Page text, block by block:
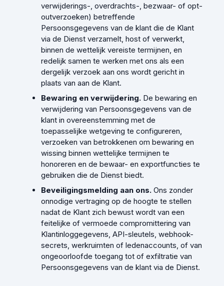
verwijderings-, overdrachts-, bezwaar- of opt-
outverzoeken) betreffende
Persoonsgegevens van de klant die de Klant
via de Dienst verzamelt, host of verwerkt,
binnen de wettelijk vereiste termijnen, en
redelijk samen te werken met ons als een
dergelijk verzoek aan ons wordt gericht in
plaats van aan de Klant.
Bewaring en verwijdering.De bewaring en
verwijdering van Persoonsgegevens van de
klant in overeenstemming met de
toepasselijke wetgeving te configureren,
verzoeken van betrokkenen om bewaring en
wissing binnen wettelijke termijnen te
honoreren en de bewaar- en exportfuncties te
gebruiken die de Dienst biedt.
Beveiligingsmelding aan ons.Ons zonder
onnodige vertraging op de hoogte te stellen
nadat de Klant zich bewust wordt van een
feitelijke of vermoede compromittering van
Klantinloggegevens, API-sleutels, webhook-
secrets, werkruimten of ledenaccounts, of van
ongeoorloofde toegang tot of exfiltratie van
Persoonsgegevens van de klant via de Dienst.